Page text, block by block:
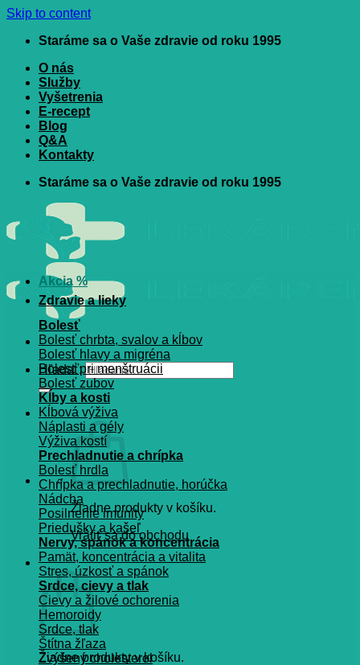
Skip to content
Staráme sa o Vaše zdravie od roku 1995
O nás
Služby
Vyšetrenia
E-recept
Blog
Q&A
Kontakty
Staráme sa o Vaše zdravie od roku 1995
Hľadať:
Žiadne produkty v košíku.
Vrátiť sa do obchodu
Košík
Žiadne produkty v košíku.
Akcia %
Zdravie a lieky
Bolesť
Bolesť chrbta, svalov a kĺbov
Bolesť hlavy a migréna
Bolesť pri menštruácii
Bolesť zubov
Kĺby a kosti
Kĺbová výživa
Náplasti a gély
Výživa kostí
Prechladnutie a chrípka
Bolesť hrdla
Chrípka a prechladnutie, horúčka
Nádcha
Posilnenie imunity
Priedušky a kašeľ
Nervy, spánok a koncentrácia
Pamät, koncentrácia a vitalita
Stres, úzkosť a spánok
Srdce, cievy a tlak
Cievy a žilové ochorenia
Hemoroidy
Srdce, tlak
Štítna žľaza
Zvýšený cholesterol